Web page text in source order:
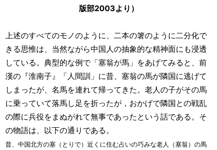
版部2003より）
上述のすべてのモノのように、二本の箸のように二分化で
きる思惟は、当然ながら中国人の抽象的な精神面にも浸透
している。典型的な例で「塞翁が馬」をあげてみると、前
漢の『淮南子』「人間訓」に昔、塞翁の馬が隣国に逃げて
しまったが、名馬を連れて帰ってきた。老人の子がその馬
に乗っていて落馬し足を折ったが，おかげで隣国との戦乱
の際に兵役をまぬがれて無事であったという話である。そ
の物語は、以下の通りである。
昔、中国北方の塞（とりで）近くに住む占いの巧みな老人（塞翁）の馬